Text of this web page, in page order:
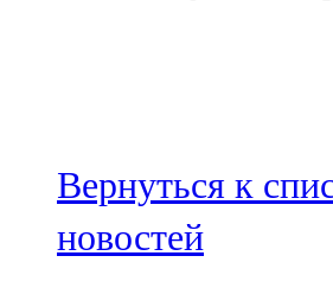
100,3 FM
Зәй
106,6 FM
Вернуться к
новостей